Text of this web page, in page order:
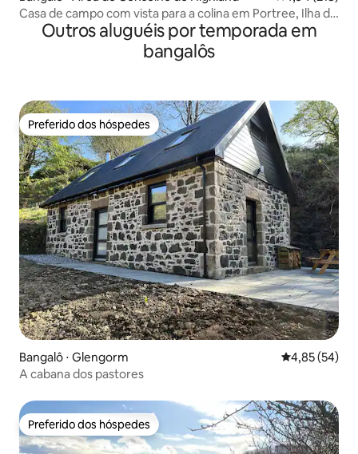
Casa de campo com vista para a colina em Portree, Ilha de
SkyeOutros aluguéis por temporada em
bangalôs
Preferido dos hóspedes
Preferido dos hóspedes
Bangalô ⋅ Glengorm 4,85 de uma
4,85 (54)
A cabana dos pastores
Preferido dos hóspedes
Preferido dos hóspedes